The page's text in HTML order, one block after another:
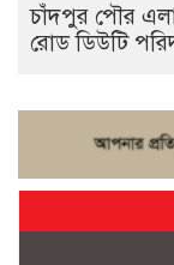
চাঁদপুর পৌর
রোড ডিউটি